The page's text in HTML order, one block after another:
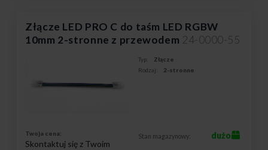
Złącze LED PRO C do taśm LED RGBW
10mm 2-stronne z przewodem 24-0000-55
Typ:
Złącze
Rodzaj:
2-stronne
Twoja cena:
Skontaktuj się z Twoim
Stan magazynowy: dużo